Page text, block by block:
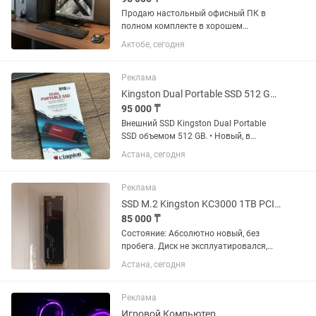
Продаю настольный офисный ПК в
полном комплекте в хорошем
состоянии: процессор Intel Core i5-3470
3.2–3.6 ГГц, память 8 Гб (есть
памяти), шустрый сиcтемный SSD
диск...
Актобе, сегодня
Реклама
Kingston Dual Portable SSD 512 GB (новый, запечатанный)
95 000 ₸
Внешний SSD Kingston Dual Portable
SSD объемом 512 GB. • Новый, в
заводской упаковке, не вскрывался. •
Скорость чтения до 1050 МБ/с, записи
• В комплекте...
Астана, сегодня
Реклама
SSD M.2 Kingston KC3000 1TB PCIe 4.0.
85 000 ₸
Состояние: Абсолютно новый, без
пробега. Диск не эксплуатировался,
файлы не записывались, система не
ставилась. Отличное решение для тех,
магазина. Готов к любым...
Астана, сегодня
Реклама